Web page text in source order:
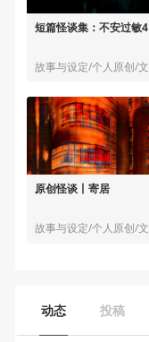
短篇怪谈集：不安过敏4
原创怪谈丨寄居
动态 投稿